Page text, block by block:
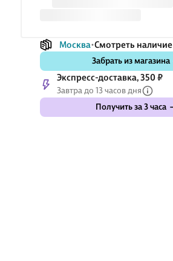
Москва Смотреть наличие
Забрать из магазина
Экспресс-доставка, 350 ₽
Завтра до 13 часов дня
Получить за 3 часа